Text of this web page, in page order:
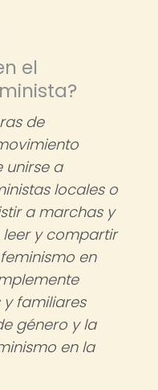
el
de
unirse a
locales o
a marchas y
leer y compartir
en
familiares
género y la
en la